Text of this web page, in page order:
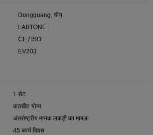
Dongguang, चीन
LABTONE
CE / ISO
EV203
1 सेट
बातचीत योग्य
अंतर्राष्ट्रीय मानक लकड़ी का मामला
45 कार्य दिवस